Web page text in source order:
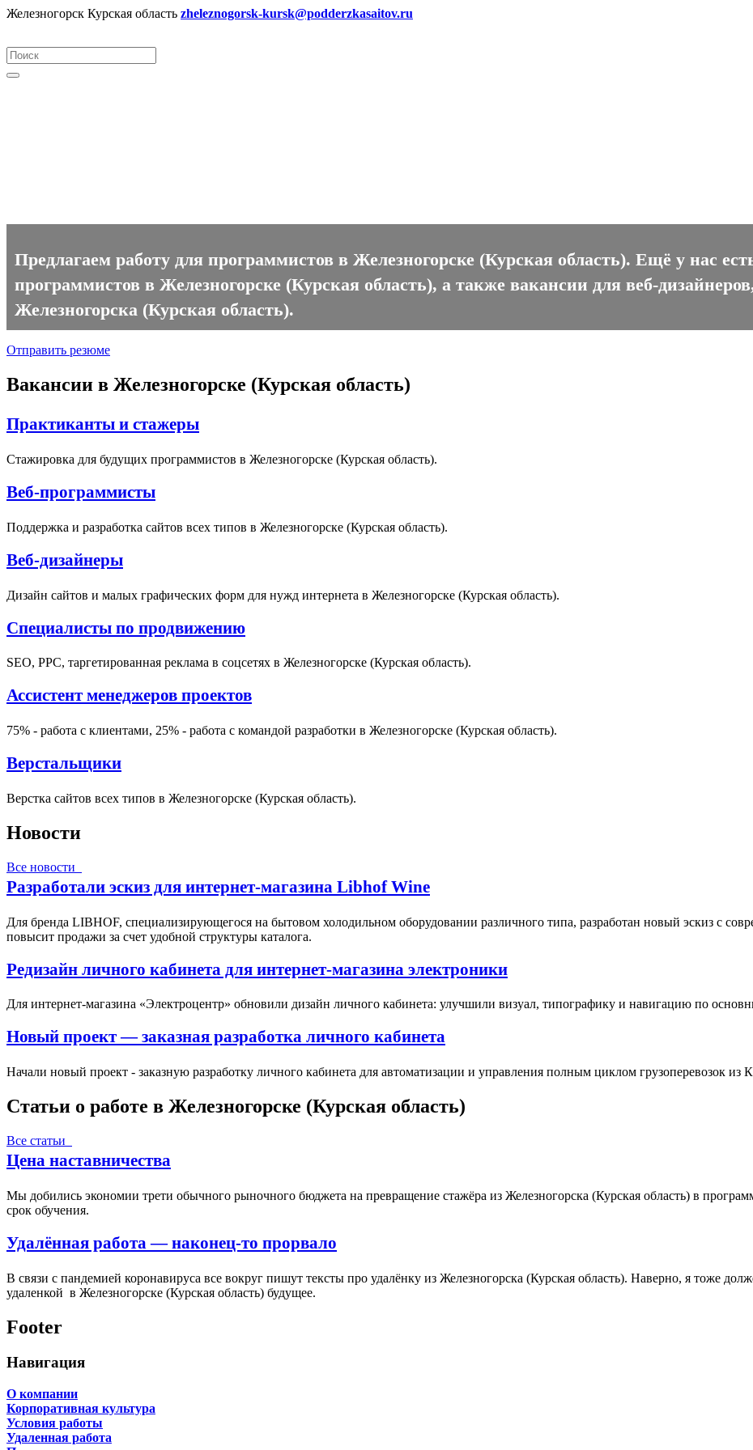
Железногорск Курская область zheleznogorsk-kursk@podderzkasaitov.ru
Предлагаем работу для программистов в Железногорске (Курская область). Ещё у нас
программистов в Железногорске (Курская область), а также вакансии для веб-
Железногорска (Курская область).
Отправить резюме
Вакансии в Железногорске (Курская область)
Практиканты и стажеры
Стажировка для будущих программистов в Железногорске (Курская область).
Веб-программисты
Поддержка и разработка сайтов всех типов в Железногорске (Курская область).
Веб-дизайнеры
Дизайн сайтов и малых графических форм для нужд интернета в Железногорске (Курская область).
Специалисты по продвижению
SEO, PPC, таргетированная реклама в соцсетях в Железногорске (Курская область).
Ассистент менеджеров проектов
75% - работа с клиентами, 25% - работа с командой разработки в Железногорске (Курская область).
Верстальщики
Верстка сайтов всех типов в Железногорске (Курская область).
Новости
Все новости
Разработали эскиз для интернет-магазина Libhof Wine
Для бренда LIBHOF, специализирующегося на бытовом холодильном оборудовании различного типа, разработан новый эскиз с
повысит продажи за счет удобной структуры каталога.
Редизайн личного кабинета для интернет-магазина электроники
Для интернет-магазина «Электроцентр» обновили дизайн личного кабинета: улучшили визуал, типографику и навигацию по
Новый проект — заказная разработка личного кабинета
Начали новый проект - заказную разработку личного кабинета для автоматизации и управления полным циклом грузоперевозок из
Статьи о работе в Железногорске (Курская область)
Все статьи
Цена наставничества
Мы добились экономии трети обычного рыночного бюджета на превращение стажёра из Железногорска (Курская область) в
срок обучения.
Удалённая работа — наконец-то прорвало
В связи с пандемией коронавируса все вокруг пишут тексты про удалёнку из Железногорска (Курская область). Наверно, я тоже
удаленкой в Железногорске (Курская область) будущее.
Footer
Навигация
О компании
Корпоративная культура
Условия работы
Удаленная работа